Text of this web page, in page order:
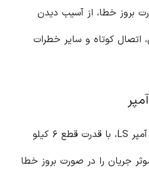
بروز خطا، از آسیب دیدن
اتصال کوتاه و سایر خطرات
کلید مینیاتوری دو پل ۲۵ آمپر LS، با قدرت قطع ۶ کیلو
جریان را در صورت بروز خطا